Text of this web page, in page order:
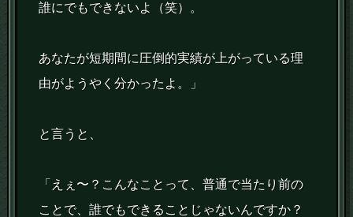
誰にでもできないよ（笑）。
あなたが短期間に圧倒的実績が上がっている理
由がようやく分かったよ。」
と言うと、
「えぇ〜？こんなことって、普通で当たり前の
ことで、誰でもできることじゃないんですか？